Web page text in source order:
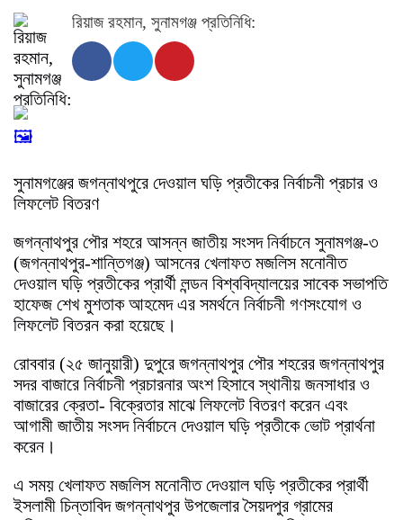
রিয়াজ রহমান, সুনামগঞ্জ প্রতিনিধি:
🖼️
সুনামগঞ্জের জগন্নাথপুরে দেওয়াল ঘড়ি প্রতীকের নির্বাচনী প্রচার ও
লিফলেট বিতরণ
জগন্নাথপুর পৌর শহরে আসন্ন জাতীয় সংসদ নির্বাচনে সুনামগঞ্জ-৩
(জগন্নাথপুর-শান্তিগঞ্জ) আসনের খেলাফত মজলিস মনোনীত
দেওয়াল ঘড়ি প্রতীকের প্রার্থী লন্ডন বিশ্ববিদ্যালয়ের সাবেক সভাপতি
হাফেজ শেখ মুশতাক আহমেদ এর সমর্থনে নির্বাচনী গণসংযোগ ও
লিফলেট বিতরন করা হয়েছে।
রোববার (২৫ জানুয়ারী) দুপুরে জগন্নাথপুর পৌর শহরের জগন্নাথপুর
সদর বাজারে নির্বাচনী প্রচারনার অংশ হিসাবে স্থানীয় জনসাধার ও
বাজারের ক্রেতা- বিক্রেতার মাঝে লিফলেট বিতরণ করেন এবং
আগামী জাতীয় সংসদ নির্বাচনে দেওয়াল ঘড়ি প্রতীকে ভোট প্রার্থনা
করেন।
এ সময় খেলাফত মজলিস মনোনীত দেওয়াল ঘড়ি প্রতীকের প্রার্থী
ইসলামী চিন্তাবিদ জগন্নাথপুর উপজেলার সৈয়দপুর গ্রামের